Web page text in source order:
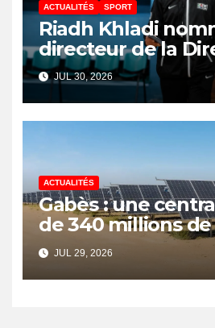
ACTUALITÉS SPORT
Riadh Khladi
directeur de la
Nationale de
JUL 30, 2026
ACTUALITÉS
Gabès : une
de 340 millions
pour renforcer la
énergétique et
emplois
JUL 29, 2026